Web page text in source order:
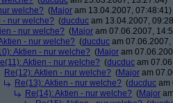
welche? (Major am 13.04.2007, 07:48:41)
- nur welche? (ducduc am 13.04.2007,
- nur welche? (Major am 07.06.2007,
- nur welche? (ducduc am
Aktien - nur welche? (Major am
Aktien - nur welche? (ducduc am
Re(12): Aktien - nur welche? (Major am
Re(13): Aktien - nur welche? (ducduc am
Re(14): Aktien - nur welche? (Major